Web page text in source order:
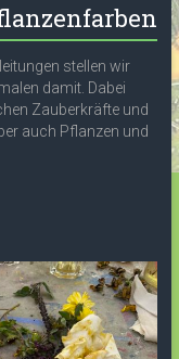
stellen wir
damit. Dabei
Zauberkräfte und
auch Pflanzen und